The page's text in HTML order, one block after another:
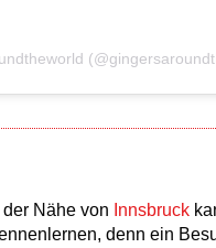
Nähe von Innsbruck
denn ein